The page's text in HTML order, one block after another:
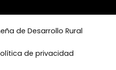
de Desarrollo Rural
de privacidad